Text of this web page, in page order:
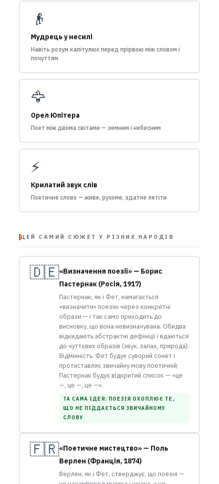
👴
Мудрець у несилі
Навіть розум капітулює перед прірвою між словом і
почуттям
🦅
Орел Юпітера
Поет між двома світами — земним і небесним
⚡
Крилатий звук слів
Поетичне слово — живе, рухоме, здатне летіти
ЦЕЙ САМИЙ СЮЖЕТ У РІЗНИХ НАРОДІВ
🇩🇪«Визначення поезії» — Борис
Пастернак (Росія, 1917)
Пастернак, як і Фет, намагається
«визначити» поезію через конкретні
образи — і так само приходить до
висновку, що вона невизначувана. Обидва
відкидають абстрактні дефініції і вдаються
до чуттєвих образів (звук, запах, природа).
Відмінність: Фет будує суворий сонет і
протиставляє звичайну мову поетичній;
Пастернак будує відкритий список — «це
—, це —, це —».
ТА САМА ІДЕЯ: ПОЕЗІЯ ОХОПЛЮЄ ТЕ,
ЩО НЕ ПІДДАЄТЬСЯ ЗВИЧАЙНОМУ
СЛОВУ
🇫🇷«Поетичне мистецтво» — Поль
Верлен (Франція, 1874)
Верлен, як і Фет, стверджує, що поезія —